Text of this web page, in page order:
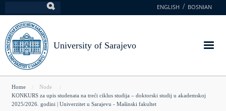
to
main
content
ENGLISH BOSNIAN
University of Sarajevo
You
are
Home
Node
KONKURS za upis studenata na treći ciklus studija – doktorski studij u akademskoj
2025/2026. godini | Univerzitet u Sarajevu - Mašinski fakultet